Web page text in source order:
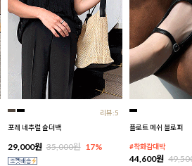
리뷰:5
포레 네추럴 숄더백
29,000원 35,000원 17%
플로트 메쉬 블로퍼
#착화감대박
44,600원